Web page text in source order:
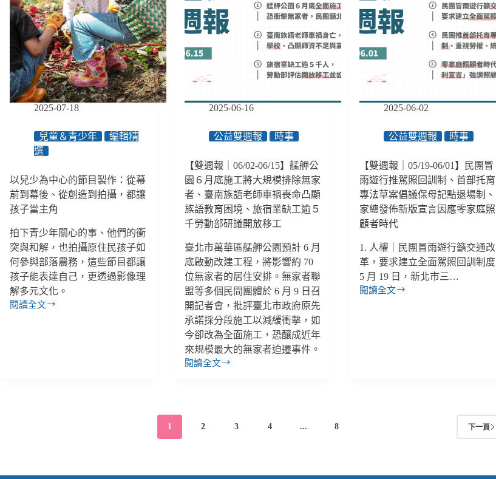
住
民
靈、
社
變
工，
潰
流
里
大
逃
後
的
次
難：
天，
沒
想
到
亂
２
星
期！」
信
賴
的
一
群
臺
診
所，
深
入
生
活、
整
個
社
區
2025-07-18
兒童＆青少年
編輯精
選
以兒少為中心的節目製作：從幕
前到幕後、從創造到拍攝，都讓
孩子當主角
拍下青少年關心的事、他們的衝
突與和解，也拍攝原住民孩子如
何參與部落農務，這些節目都讓
孩子能表達自己，更透過影像理
解多元文化。
閱讀全文
以
前
2025-06-16
公益雙週報 時事
【雙週報｜06/02-06/15】艋舺公
園６月底施工將大規模排除無家
者、臺南族語老師車禍喪命凸顯
族語教育困境、旅宿業缺工逾５
千勞動部研議開放移工
臺北市萬華區艋舺公園預計 6 月
底啟動改建工程，將影響約 70
位無家者的居住安排。無家者聯
盟等多個民間團體於 6 月 9 日召
開記者會，批評臺北市政府原先
承諾採分段施工以減緩衝擊，如
今卻改為全面施工，恐釀成近年
來規模最大的無家者迫遷事件。
閱讀全文
【雙
06/15】
2025-06-02
公益雙週報 時事
【雙週報｜05/19-06/01】民團冒
雨遊行推駕照回訓制、首部托育
專法草案倡議保母記點退場制、
家總發佈新版宣言因應零家庭照
顧者時代
1. 人權｜民團冒雨遊行籲交通改
革，要求建立全面駕照回訓制度
5 月 19 日，新北市三…
閱讀全文
【雙
1 2 3 4 ... 8 下一頁